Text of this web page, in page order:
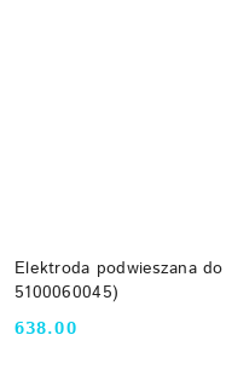
Elektroda podwieszana
5100060045)
Cena:
638.00